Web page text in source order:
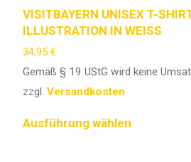
VISITBAYERN UNISEX T-
ILLUSTRATION IN WEISS
34,95 €
Gemäß § 19 UStG wird keine
zzgl. Versandkosten
Ausführung wählen